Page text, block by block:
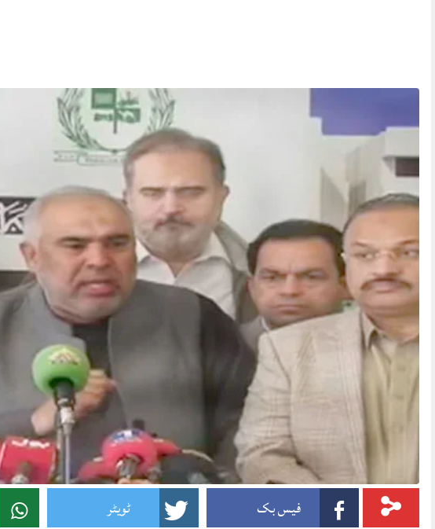
فیس بک ٹویٹر